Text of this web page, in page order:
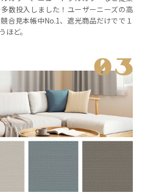
数投入しました！ ユーザーニーズの高
合見本帳中No.1、遮光商品だけでで１
ほど。